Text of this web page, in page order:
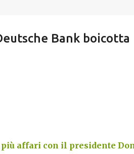
Bank boicotta
affari con il presidente